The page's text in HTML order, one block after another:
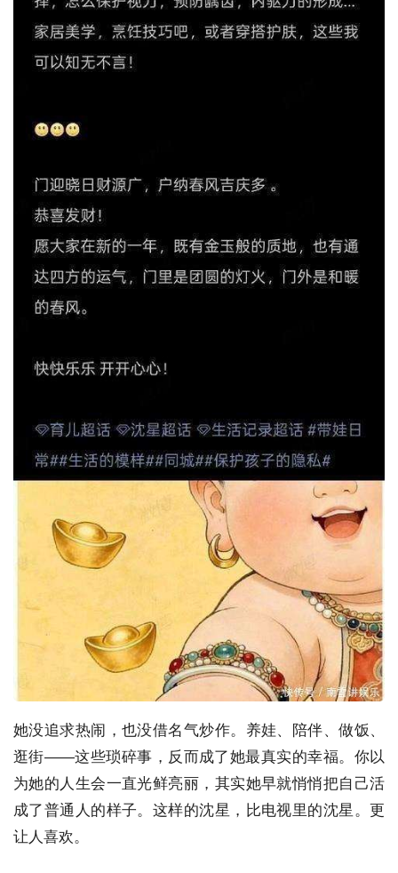
她没追求热闹，也没借名气炒作。养娃、陪伴、做饭、
逛街——这些琐碎事，反而成了她最真实的幸福。你以
为她的人生会一直光鲜亮丽，其实她早就悄悄把自己活
成了普通人的样子。这样的沈星，比电视里的沈星。更
让人喜欢。